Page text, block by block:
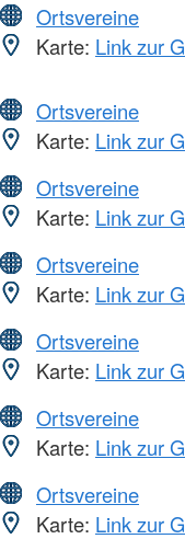
Ortsvereine
Karte: Link zur
Ortsvereine
Karte: Link zur
Ortsvereine
Karte: Link zur
Ortsvereine
Karte: Link zur
Ortsvereine
Karte: Link zur
Ortsvereine
Karte: Link zur
Ortsvereine
Karte: Link zur